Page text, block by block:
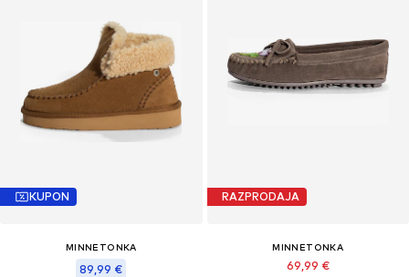
KUPON
MINNETONKA
89,99 €
RAZPRODAJA
MINNETONKA
69,99 €